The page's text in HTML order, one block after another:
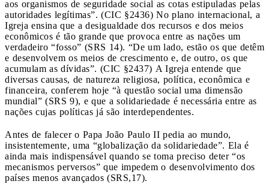
aos organismos de seguridade social as cotas estipuladas pelas
autoridades legítimas”. (CIC §2436) No plano internacional, a
Igreja ensina que a desigualdade dos recursos e dos meios
econômicos é tão grande que provoca entre as nações um
verdadeiro “fosso” (SRS 14). “De um lado, estão os que detêm
e desenvolvem os meios de crescimento e, de outro, os que
acumulam as dívidas”. (CIC §2437) A Igreja entende que
diversas causas, de natureza religiosa, política, econômica e
financeira, conferem hoje “à questão social uma dimensão
mundial” (SRS 9), e que a solidariedade é necessária entre as
nações cujas políticas já são interdependentes.
Antes de falecer o Papa João Paulo II pedia ao mundo,
insistentemente, uma “globalização da solidariedade”. Ela é
ainda mais indispensável quando se toma preciso deter “os
mecanismos perversos” que impedem o desenvolvimento dos
países menos avançados (SRS,17).